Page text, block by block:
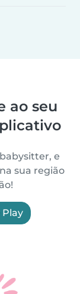
ao seu
e
sua região
Play